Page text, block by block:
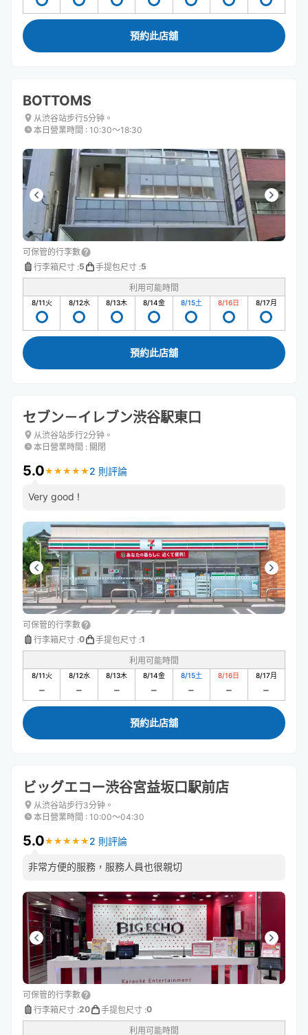
預約此店舖
BOTTOMS
从渋谷站步行5分钟。
本日營業時間 : 10:30〜18:30
可保管的行李數
行李箱尺寸 :5 手提包尺寸 :5
利用可能時間
8/11火 8/12水 8/13木 8/14金 8/15土 8/16日 8/17月
預約此店舖
セブン－イレブン渋谷駅東口
从渋谷站步行2分钟。
本日營業時間 : 關閉
5.0★ ★ ★ ★ ★
★ ★ ★ ★ ★ 2 則評論
Very good !
可保管的行李數
行李箱尺寸 :0 手提包尺寸 :1
利用可能時間
8/11火 8/12水 8/13木 8/14金 8/15土 8/16日 8/17月
預約此店舖
ビッグエコー渋谷宮益坂口駅前店
从渋谷站步行3分钟。
本日營業時間 : 10:00〜04:30
5.0★ ★ ★ ★ ★
★ ★ ★ ★ ★ 2 則評論
非常方便的服務，服務人員也很親切
可保管的行李數
行李箱尺寸 :20 手提包尺寸 :0
利用可能時間